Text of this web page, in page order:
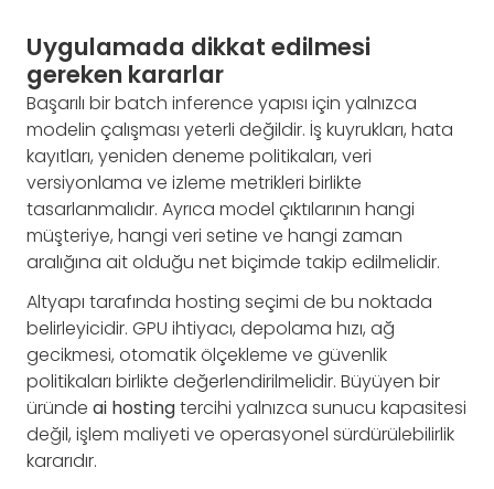
Uygulamada dikkat edilmesi
gereken kararlar
Başarılı bir batch inference yapısı için yalnızca
modelin çalışması yeterli değildir. İş kuyrukları, hata
kayıtları, yeniden deneme politikaları, veri
versiyonlama ve izleme metrikleri birlikte
tasarlanmalıdır. Ayrıca model çıktılarının hangi
müşteriye, hangi veri setine ve hangi zaman
aralığına ait olduğu net biçimde takip edilmelidir.
Altyapı tarafında hosting seçimi de bu noktada
belirleyicidir. GPU ihtiyacı, depolama hızı, ağ
gecikmesi, otomatik ölçekleme ve güvenlik
politikaları birlikte değerlendirilmelidir. Büyüyen bir
üründe ai hostingtercihi yalnızca sunucu kapasitesi
değil, işlem maliyeti ve operasyonel sürdürülebilirlik
kararıdır.